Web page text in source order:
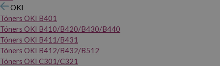
OKI
Tóners OKI B401
Tóners OKI B410/B420/B430/B440
Tóners OKI B411/B431
Tóners OKI B412/B432/B512
Tóners OKI C301/C321